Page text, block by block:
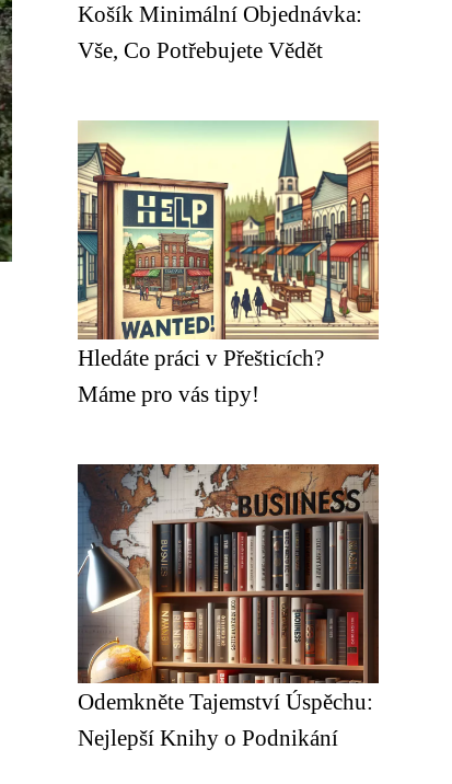
Košík Minimální Objednávka:
Vše, Co Potřebujete Vědět
Hledáte práci v Přešticích?
Máme pro vás tipy!
Odemkněte Tajemství Úspěchu:
Nejlepší Knihy o Podnikání